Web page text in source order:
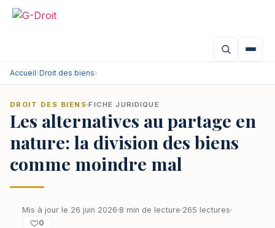
Accueil›Droit des biens›
DROIT DES BIENS FICHE JURIDIQUE
Les alternatives au partage en
nature: la division des biens
comme moindre mal
Mis à jour le 26 juin 2026 8 min de lecture 265 lectures
0